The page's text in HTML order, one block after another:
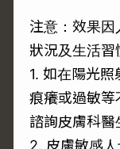
注意：效果
狀況及生活習
1. 如在陽光照
痕癢或過敏等
諮詢皮膚科醫
2. 皮膚敏感